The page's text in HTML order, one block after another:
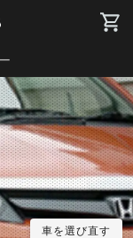
車を選び直す